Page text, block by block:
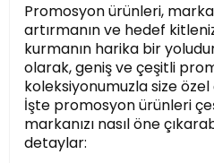
Promosyon ürünleri,
artırmanın ve hedef
kurmanın harika bir
olarak, geniş ve çeşitli
koleksiyonumuzla size
İşte promosyon ürünleri
markanızı nasıl öne
detaylar: